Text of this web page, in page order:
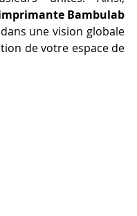
Bambulab
une vision globale
de votre espace de